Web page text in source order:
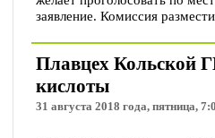
заявление. Комиссия
Плавцех Кольской
кислоты
31 августа 2018 года, пятница,